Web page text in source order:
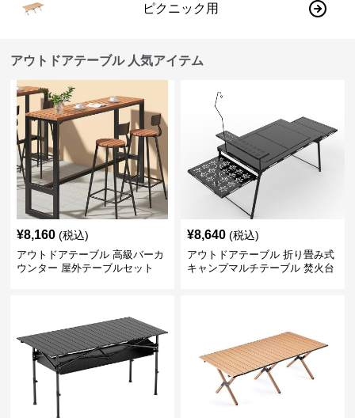
ピクニック用
アウトドアテーブル 人気アイテム
¥8,160 (税込)
アウトドアテーブル 高級バーカ
ウンター 屋外テーブルセット
¥8,640 (税込)
アウトドアテーブル 折り畳み式
キャンプマルチテーブル 焚火台